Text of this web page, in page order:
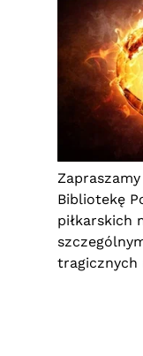
Bibliotekę
piłkarskich
tragicznych